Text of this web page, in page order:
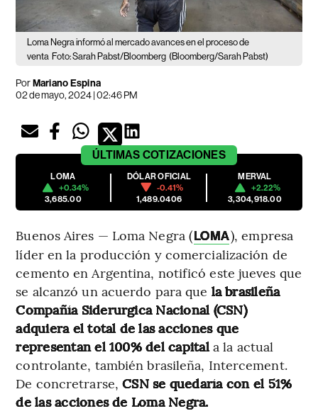
Loma Negra informó al mercado avances en el proceso de
venta Foto: Sarah Pabst/Bloomberg (Bloomberg/Sarah Pabst)
PorMariano Espina
02 de mayo, 2024 | 02:46 PM
ÚLTIMAS COTIZACIONES
LOMA
+0.34%
3,685.00
DÓLAR OFICIAL
-0.41%
1,489.0406
MERVAL
+2.22%
3,304,918.00
Buenos Aires — Loma Negra (LOMA), empresa
líder en la producción y comercialización de
cemento en Argentina, notificó este jueves que
se alcanzó un acuerdo para que la brasileña
Compañía Siderurgica Nacional (CSN)
adquiera el total de las acciones que
representan el 100% del capitala la actual
controlante, también brasileña, Intercement.
De concretrarse,CSN se quedaría con el 51%
de las acciones de Loma Negra.